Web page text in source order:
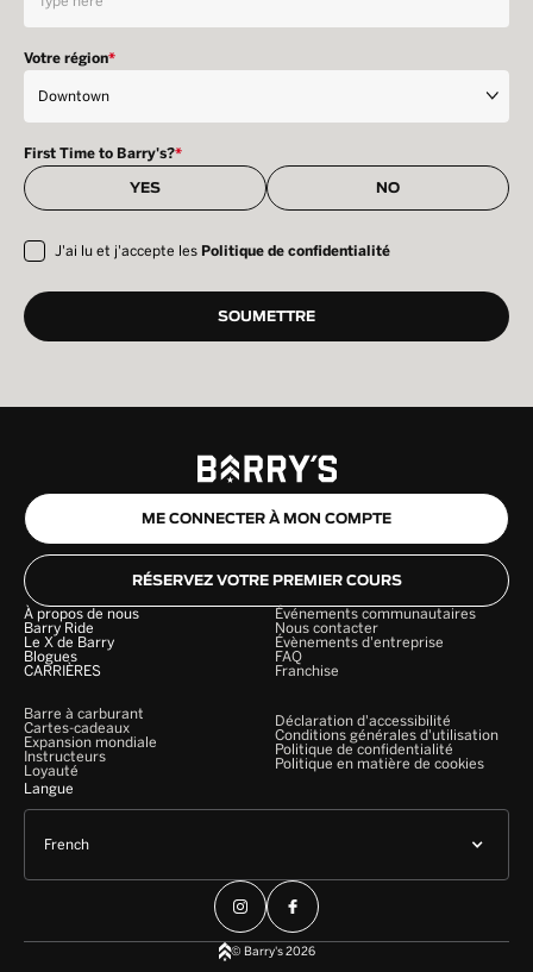
Votre région*
First Time to Barry's?*
YES NO
J'ai lu et j'accepte les Politique de confidentialité
ME CONNECTER À MON COMPTE
RÉSERVEZ VOTRE PREMIER COURS
À propos de nous
Barry Ride
Le X de Barry
Blogues
CARRIÈRES
Événements communautaires
Nous contacter
Évènements d'entreprise
FAQ
Franchise
Barre à carburant
Cartes-cadeaux
Expansion mondiale
Instructeurs
Loyauté
Déclaration d'accessibilité
Conditions générales d'utilisation
Politique de confidentialité
Politique en matière de cookies
Langue
French
© Barry's 2026